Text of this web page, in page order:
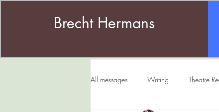
Brecht Hermans
All messages Writing Theatre